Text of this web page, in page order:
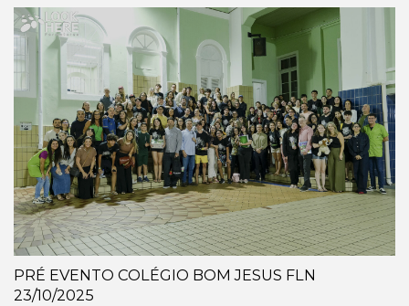
PRÉ EVENTO COLÉGIO BOM JESUS FLN
23/10/2025